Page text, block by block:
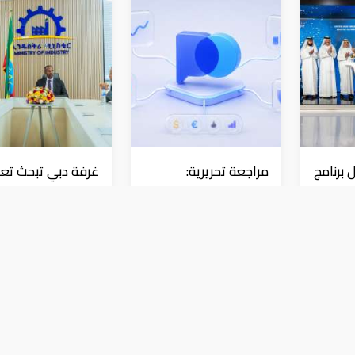
مراجعة تحريرية:
غرفة دبي تبحث